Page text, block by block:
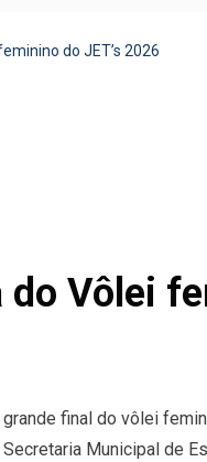
do JET’s 2026
do Vôlei
final do vôlei
Municipal de